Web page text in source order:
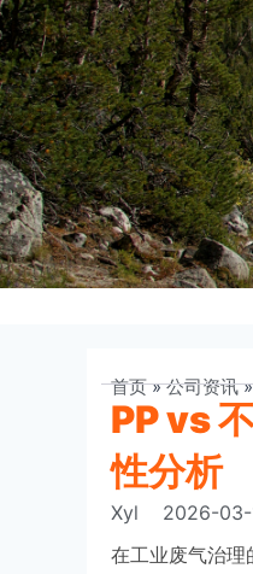
首页»公司资讯
PP vs
性分析
Xyl 2026-03-
在工业废气治理